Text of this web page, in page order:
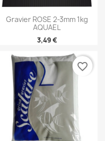
Gravier ROSE 2-3mm 1kg
AQUAEL
3,49 €
favorite_border